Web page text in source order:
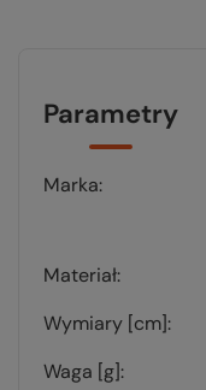
Parametry
Marka
Materiał
Wymiary [cm]
Waga [g]